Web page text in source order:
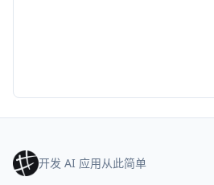
开发 AI 应用从此简单